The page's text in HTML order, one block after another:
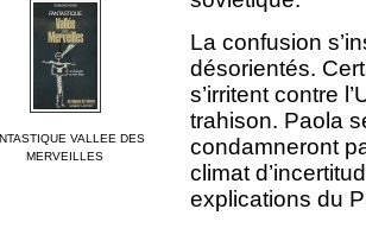
VALLEE DES
MERVEILLES
La confusion
désorientés.
s’irritent contre
trahison. Paola
condamneront
climat
explications du